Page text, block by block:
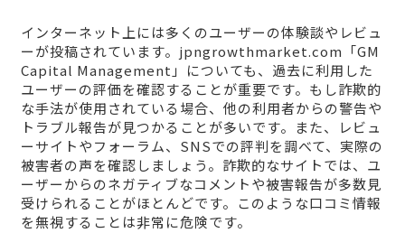
インターネット上には多くのユーザーの体験談やレビュ
ーが投稿されています。jpngrowthmarket.com「GM
Capital Management」についても、過去に利用した
ユーザーの評価を確認することが重要です。もし詐欺的
な手法が使用されている場合、他の利用者からの警告や
トラブル報告が見つかることが多いです。また、レビュ
ーサイトやフォーラム、SNSでの評判を調べて、実際の
被害者の声を確認しましょう。詐欺的なサイトでは、ユ
ーザーからのネガティブなコメントや被害報告が多数見
受けられることがほとんどです。このような口コミ情報
を無視することは非常に危険です。